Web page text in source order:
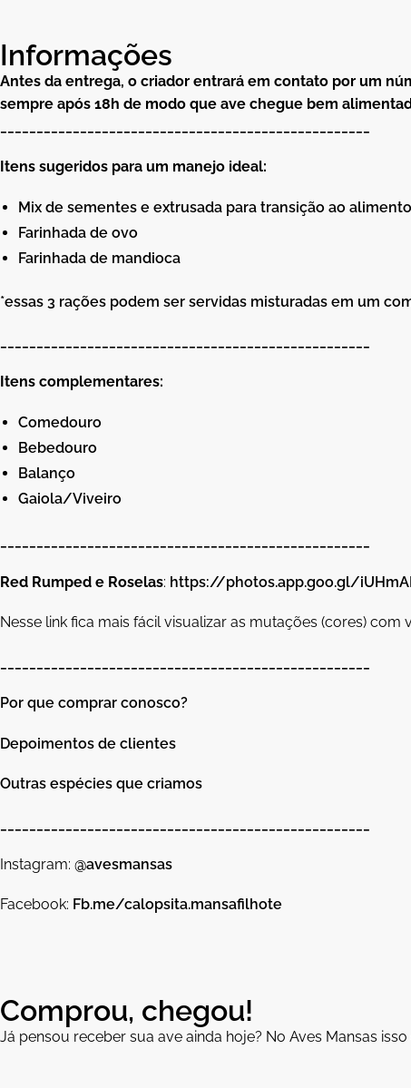
Informações
Antes da entrega, o criador entrará em contato por um
sempre após 18h de modo que ave chegue bem
Itens sugeridos para um manejo ideal:
Mix de sementes e extrusada para transição ao
Farinhada de ovo
Farinhada de mandioca
*essas 3 rações podem ser servidas misturadas em um
Itens complementares:
Comedouro
Bebedouro
Balanço
Gaiola/Viveiro
Red Rumped e Roselas: https://photos.app.goo.gl/
Nesse link fica mais fácil visualizar as mutações (cores) com
Por que comprar conosco?
Depoimentos de clientes
Outras espécies que criamos
Instagram: @avesmansas
Facebook: Fb.me/calopsita.mansafilhote
Comprou, chegou!
Já pensou receber sua ave ainda hoje? No Aves Mansas